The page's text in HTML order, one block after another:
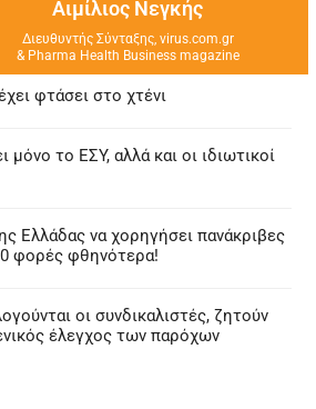
Αιμίλιος Νεγκής
Διευθυντής Σύνταξης, virus.com.gr
& Pharma Health Business magazine
φτάσει στο χτένι
μόνο το ΕΣΥ, αλλά και οι ιδιωτικοί
Ελλάδας να χορηγήσει πανάκριβες
φορές φθηνότερα!
οι συνδικαλιστές, ζητούν
έλεγχος των παρόχων